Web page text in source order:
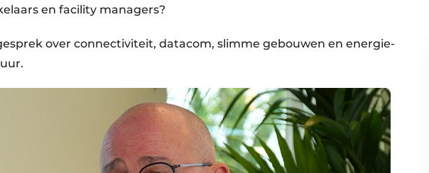
en facility managers?
over connectiviteit, datacom, slimme gebouwen en energie-